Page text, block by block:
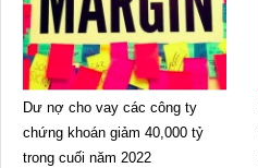
Dư nợ cho vay các công ty
chứng khoán giảm 40,000 tỷ
trong cuối năm 2022